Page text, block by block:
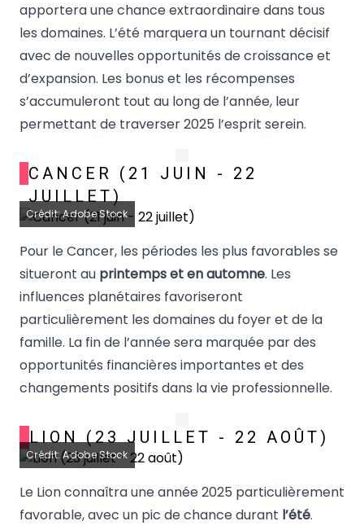
apportera une chance extraordinaire dans tous
les domaines. L’été marquera un tournant décisif
avec de nouvelles opportunités de croissance et
d’expansion. Les bonus et les récompenses
s’accumuleront tout au long de l’année, leur
permettant de traverser 2025 l’esprit serein.
CANCER (21 JUIN - 22
JUILLET)
Crédit: Adobe Stock
Pour le Cancer, les périodes les plus favorables se
situeront au printemps et en automne. Les
influences planétaires favoriseront
particulièrement les domaines du foyer et de la
famille. La fin de l’année sera marquée par des
opportunités financières importantes et des
changements positifs dans la vie professionnelle.
LION (23 JUILLET - 22 AOÛT)
Crédit: Adobe Stock
Le Lion connaîtra une année 2025 particulièrement
favorable, avec un pic de chance durant l’été.